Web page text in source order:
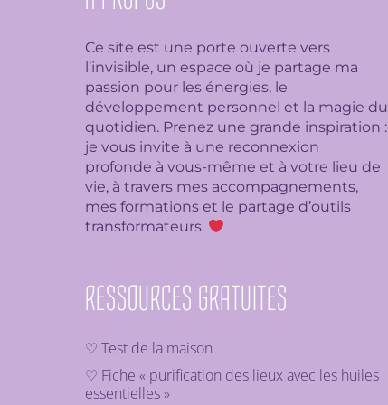
Ce site est une porte ouverte vers
l’invisible, un espace où je partage ma
passion pour les énergies, le
développement personnel et la magie du
quotidien. Prenez une grande inspiration :
je vous invite à une reconnexion
profonde à vous-même et à votre lieu de
vie, à travers mes accompagnements,
mes formations et le partage d’outils
transformateurs.
RESSOURCES GRATUITES
♡ Test de la maison
♡ Fiche « purification des lieux avec les huiles
essentielles »